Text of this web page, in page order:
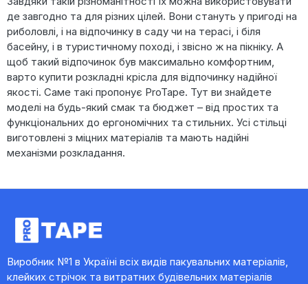
де завгодно та для різних цілей. Вони стануть у пригоді на
риболовлі, і на відпочинку в саду чи на терасі, і біля
басейну, і в туристичному поході, і звісно ж на пікніку. А
щоб такий відпочинок був максимально комфортним,
варто купити розкладні крісла для відпочинку надійної
якості. Саме такі пропонує ProTape. Тут ви знайдете
моделі на будь-який смак та бюджет – від простих та
функціональних до ергономічних та стильних. Усі стільці
виготовлені з міцних матеріалів та мають надійні
механізми розкладання.
Виробник №1 в Україні всіх видів пакувальних матеріалів,
клейких стрічок та витратних будівельних матеріалів